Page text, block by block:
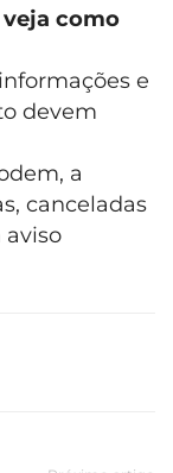
como
e
devem
a
canceladas
aviso